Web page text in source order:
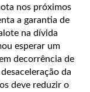
nos próximos
a garantia de
na dívida
esperar um
decorrência de
da
deve reduzir o